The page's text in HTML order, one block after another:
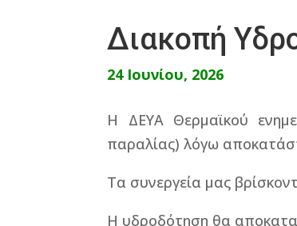
Διακοπή
24 Ιουνίου, 2026
Η ΔΕΥΑ Θερμαϊκού
παραλίας) λόγω
Τα συνεργεία μας
Η υδροδότηση θα